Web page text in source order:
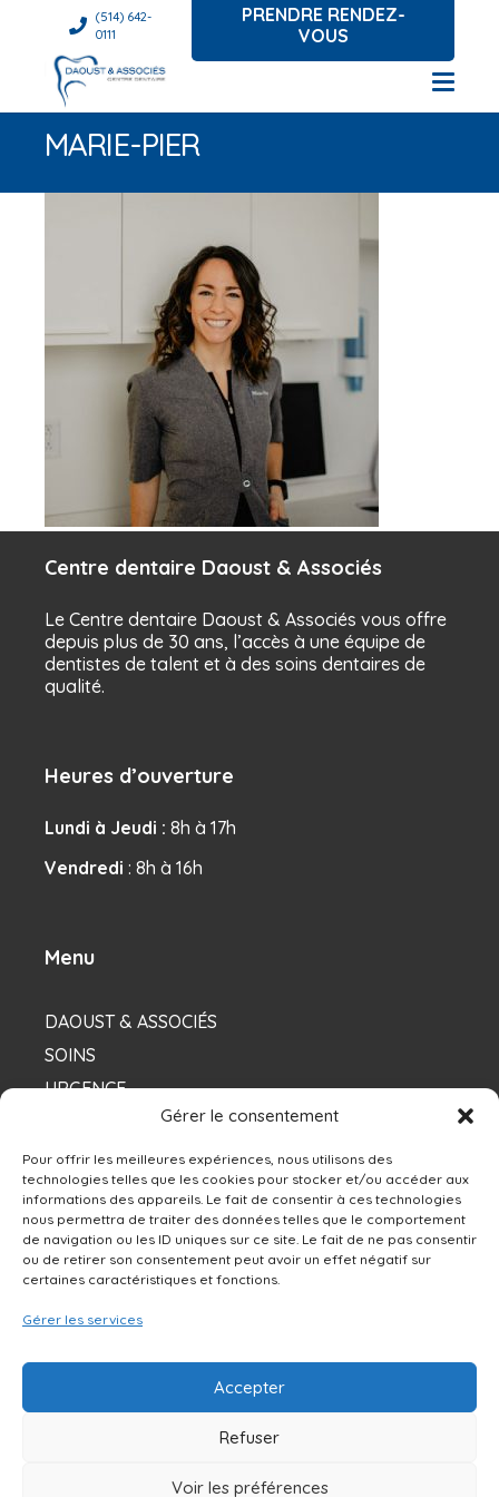
Gérer le consentement
Pour offrir les meilleures expériences, nous utilisons des
technologies telles que les cookies pour stocker et/ou accéder aux
informations des appareils. Le fait de consentir à ces technologies
nous permettra de traiter des données telles que le comportement
de navigation ou les ID uniques sur ce site. Le fait de ne pas consentir
ou de retirer son consentement peut avoir un effet négatif sur
certaines caractéristiques et fonctions.
Gérer les services
Accepter
Refuser
Voir les préférences
(514) 642-
0111
PRENDRE RENDEZ-
VOUS
MARIE-PIER
Centre dentaire Daoust & Associés
Le Centre dentaire Daoust & Associés vous offre
depuis plus de 30 ans, l’accès à une équipe de
dentistes de talent et à des soins dentaires de
qualité.
Heures d’ouverture
Lundi à Jeudi : 8h à 17h
Vendredi : 8h à 16h
Menu
DAOUST & ASSOCIÉS
SOINS
URGENCE
NOS DENTISTES
Contacts
13250 rue Sherbrooke Est, Montréal, QC H1A